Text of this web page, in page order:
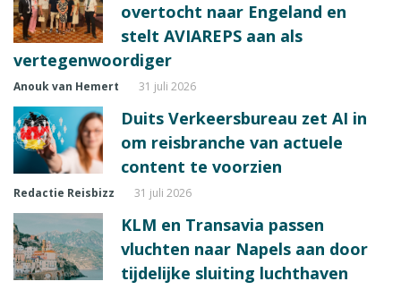
overtocht naar Engeland en
stelt AVIAREPS aan als
vertegenwoordiger
Anouk van Hemert 31 juli 2026
Duits Verkeersbureau zet AI in
om reisbranche van actuele
content te voorzien
Redactie Reisbizz 31 juli 2026
KLM en Transavia passen
vluchten naar Napels aan door
tijdelijke sluiting luchthaven